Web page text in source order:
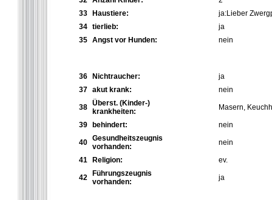
33
Haustiere:
ja:Lieber
34 tierlieb:
ja
35 Angst vor Hunden: nein
36 Nichtraucher:
ja
37 akut krank: nein
38 Überst. (Kinder-)
krankheiten:
Masern,
39 behindert: nein
40 Gesundheitszeugnis
vorhanden:
nein
41 Religion: ev.
42
Führungszeugnis
vorhanden:
ja